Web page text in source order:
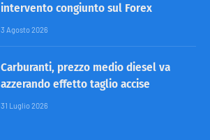
intervento congiunto sul Forex
3 Agosto 2026
Carburanti, prezzo medio diesel va
azzerando effetto taglio accise
31 Luglio 2026